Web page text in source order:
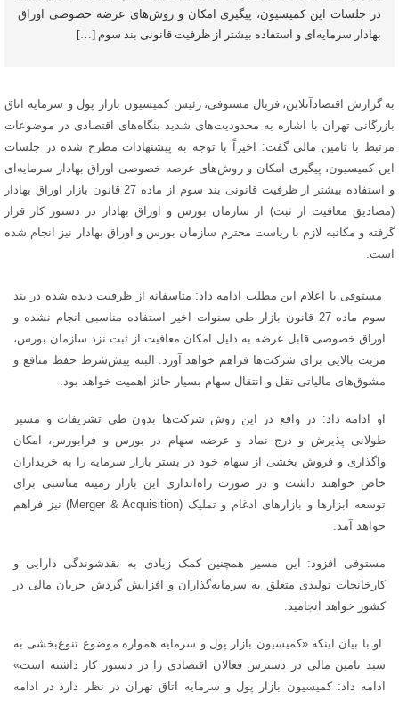
در جلسات این کمیسیون، پیگیری امکان و روش‌های عرضه‌ خصوصی اوراق
بهادار سرمایه‌ای و استفاده بیشتر از ظرفیت قانونی بند سوم […]
به گزارش اقتصادآنلاین، فریال مستوفی،رئیس کمیسیون بازار پول و سرمایه اتاق
بازرگانی تهران با اشاره به محدودیت‌های شدید بنگاه‌های اقتصادی در موضوعات
مرتبط با تامین مالی گفت:
اخیراً با توجه به پیشنهادات مطرح شده در جلسات
این کمیسیون، پیگیری امکان و روش‌های عرضه‌ خصوصی اوراق بهادار سرمایه‌ای
و استفاده بیشتر از ظرفیت قانونی بند سوم از ماده 27 قانون بازار اوراق بهادار
(مصادیق معافیت از ثبت) از سازمان بورس و اوراق بهادار در دستور کار قرار
گرفته و مکاتبه لازم با ریاست محترم سازمان بورس و اوراق بهادار نیز انجام شده
است.
مستوفی با اعلام این مطلب ادامه داد: متاسفانه از ظرفیت دیده شده در بند
سوم ماده 27 قانون بازار طی سنوات اخیر استفاده مناسبی انجام نشده و
اوراق خصوصی قابل عرضه به دلیل امکان معافیت از ثبت نزد سازمان بورس،
مزیت بالایی برای شرکت‌ها فراهم خواهد آورد.
البته پیش‌شرط حفظ منافع و
مشوق‌های مالیاتی نقل و انتقال سهام بسیار حائز اهمیت خواهد بود.
او ادامه داد: در واقع در این روش شرکت‌ها بدون طی تشریفات و مسیر
طولانی پذیرش و درج نماد و عرضه سهام در بورس و فرابورس، امکان
واگذاری و فروش بخشی از سهام خود در بستر بازار سرمایه را به خریداران
خاص خواهند داشت و در صورت راه‌اندازی این بازار زمینه مناسبی برای
توسعه ابزارها و بازارهای ادغام و تملیک (Merger & Acquisition)نیز فراهم
خواهد آمد.
مستوفی افزود: این مسیر همچنین کمک زیادی به نقدشوندگی دارایی و
کارخانجات تولیدی متعلق به سرمایه‌گذاران و افزایش گردش جریان مالی در
کشور خواهد انجامید.
او با بیان اینکه «کمیسیون بازار پول و سرمایه همواره موضوع تنوع‌بخشی به
سبد تامین مالی در دسترس فعالان اقتصادی را در دستور کار داشته است»
ادامه داد: کمیسیون بازار پول و سرمایه اتاق تهران در نظر دارد در ادامه